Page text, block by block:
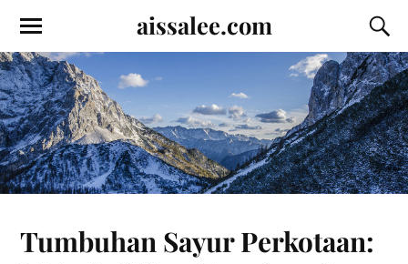
aissalee.com
Tumbuhan Sayur Perkotaan: